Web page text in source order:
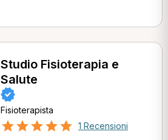
Studio Fisioterapia e
Salute
Fisioterapista
1 Recensioni